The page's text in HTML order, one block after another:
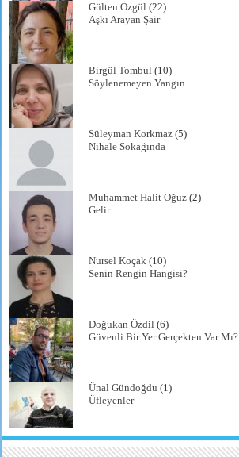
Gülten Özgül (22)
Aşkı Arayan Şair
Birgül Tombul (10)
Söylenemeyen Yangın
Süleyman Korkmaz (5)
Nihale Sokağında
Muhammet Halit Oğuz (2)
Gelir
Nursel Koçak (10)
Senin Rengin Hangisi?
Doğukan Özdil (6)
Güvenli Bir Yer Gerçekten Var Mı?
Ünal Gündoğdu (1)
Üfleyenler